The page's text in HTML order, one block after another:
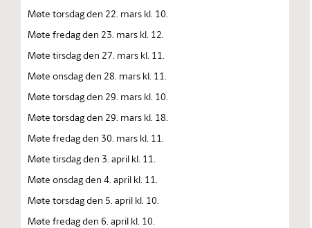
Møte torsdag den 22. mars kl. 10.
Møte fredag den 23. mars kl. 12.
Møte tirsdag den 27. mars kl. 11.
Møte onsdag den 28. mars kl. 11.
Møte torsdag den 29. mars kl. 10.
Møte torsdag den 29. mars kl. 18.
Møte fredag den 30. mars kl. 11.
Møte tirsdag den 3. april kl. 11.
Møte onsdag den 4. april kl. 11.
Møte torsdag den 5. april kl. 10.
Møte fredag den 6. april kl. 10.